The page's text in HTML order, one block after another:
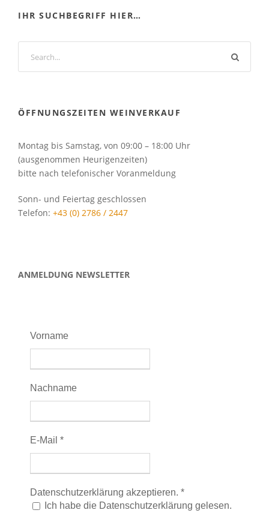
IHR SUCHBEGRIFF HIER…
ÖFFNUNGSZEITEN WEINVERKAUF
Montag bis Samstag, von 09:00 – 18:00 Uhr
(ausgenommen Heurigenzeiten)
bitte nach telefonischer Voranmeldung
Sonn- und Feiertag geschlossen
Telefon: +43 (0) 2786 / 2447
ANMELDUNG NEWSLETTER
Vorname
Nachname
E-Mail *
Datenschutzerklärung akzeptieren. *
Ich habe die Datenschutzerklärung gelesen.